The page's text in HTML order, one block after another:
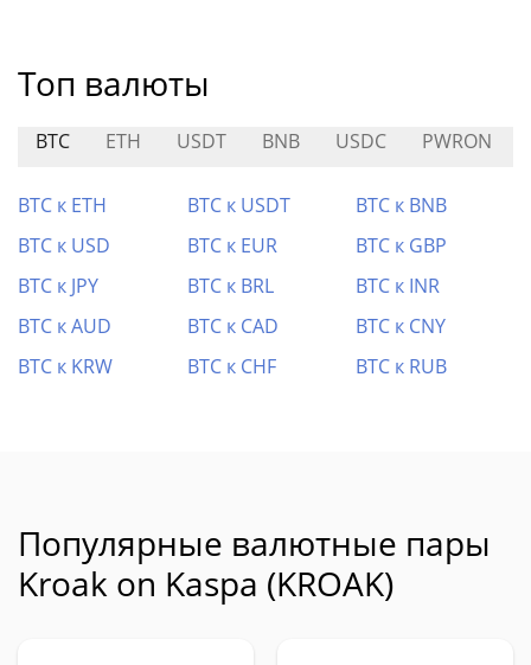
Топ валюты
BTC ETH USDT BNB USDC PWRON
BTC к ETH BTC к USDT
BTC к BNB
BTC к USD
BTC к EUR
BTC к GBP
BTC к JPY
BTC к BRL
BTC к INR
BTC к AUD
BTC к CAD
BTC к CNY
BTC к KRW
BTC к CHF BTC к RUB
Популярные валютные пары
Kroak on Kaspa (KROAK)